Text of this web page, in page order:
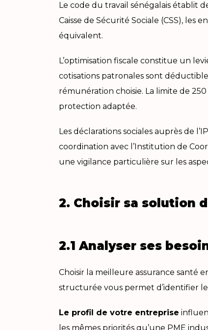
Le code du travail sénégalais établit
Caisse de Sécurité Sociale (CSS),
équivalent.
L’optimisation fiscale constitue un
cotisations patronales sont
rémunération choisie. La limite de
protection adaptée.
Les déclarations sociales auprès de
coordination avec l’Institution de
une vigilance particulière sur les
2. Choisir sa solution
2.1 Analyser ses
Choisir la meilleure assurance santé
structurée vous permet d’identifier
Le profil de votre entreprise
les mêmes priorités qu’une PME